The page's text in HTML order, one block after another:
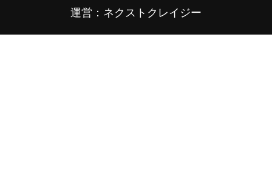
運営：ネクストクレイジー